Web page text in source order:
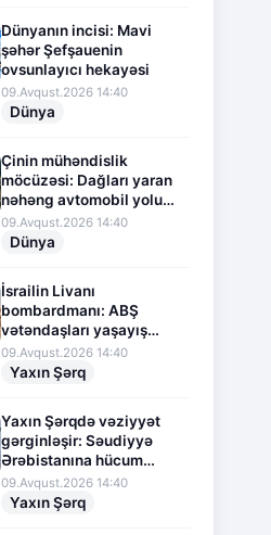
Dünyanın incisi: Mavi
şəhər Şefşauenin
ovsunlayıcı hekayəsi
09.Avqust.2026 14:40
Dünya
Çinin mühəndislik
möcüzəsi: Dağları yaran
nəhəng avtomobil yolu
layihəsi
09.Avqust.2026 14:40
Dünya
İsrailin Livanı
bombardmanı: ABŞ
vətəndaşları yaşayış
yerlərini itirməkdən
narahatdır
09.Avqust.2026 14:40
Yaxın Şərq
Yaxın Şərqdə vəziyyət
gərginləşir: Səudiyyə
Ərəbistanına hücum
təhdidi
09.Avqust.2026 14:40
Yaxın Şərq